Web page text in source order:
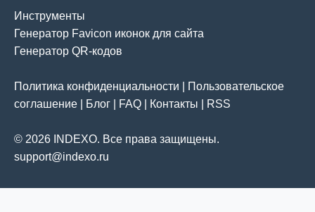
Инструменты
Генератор Favicon иконок для сайта
Генератор QR-кодов
Политика конфиденциальности
Пользовательское
соглашение
Блог FAQ Контакты RSS
© 2026 INDEXO. Все права защищены.
support@indexo.ru